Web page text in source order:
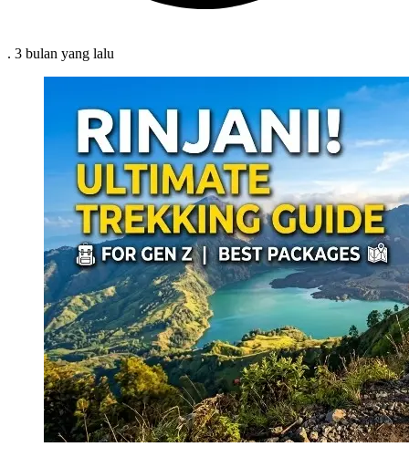
. 3 bulan yang lalu